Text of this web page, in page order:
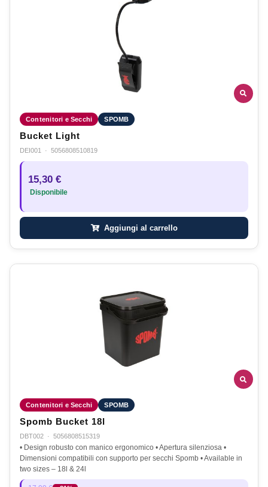
Contenitori e Secchi SPOMB
Bucket Light
DEI001 · 5056808510819
15,30 €
Disponibile
Aggiungi al carrello
Contenitori e Secchi SPOMB
Spomb Bucket 18l
DBT002 · 5056808515319
• Design robusto con manico ergonomico • Apertura silenziosa •
Dimensioni compatibili con supporto per secchi Spomb • Available in
two sizes – 18l & 24l